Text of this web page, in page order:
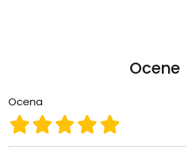
Ocene
Ocena
Ocena 5
Ocena 4
Ocena 3
Ocena 2
Ocena 1